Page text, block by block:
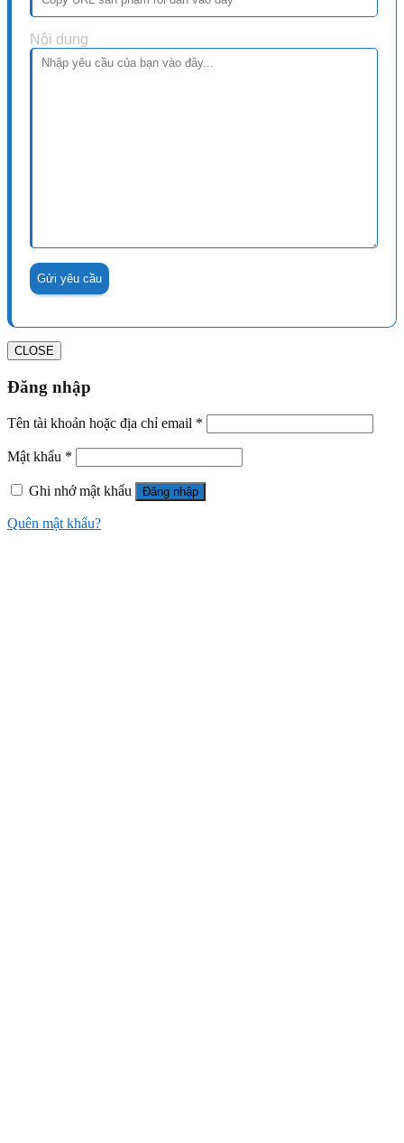
Nội dung
CLOSE
Đăng nhập
Tên tài khoản hoặc địa chỉ email *
Mật khẩu *
Ghi nhớ mật khẩu Đăng nhập
Quên mật khẩu?